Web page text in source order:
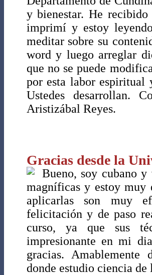
y bienestar. He
imprimí y estoy
meditar sobre su
word y luego arreglar
que no se puede
por esta labor espiritual
Ustedes desarrollan.
Aristizábal Reyes.
Gracias desde la
Bueno, soy cubano y
magníficas y estoy muy
aplicarlas son muy
felicitación y de paso
curso, ya que sus
impresionante en mi
gracias.
donde estudio ciencia de